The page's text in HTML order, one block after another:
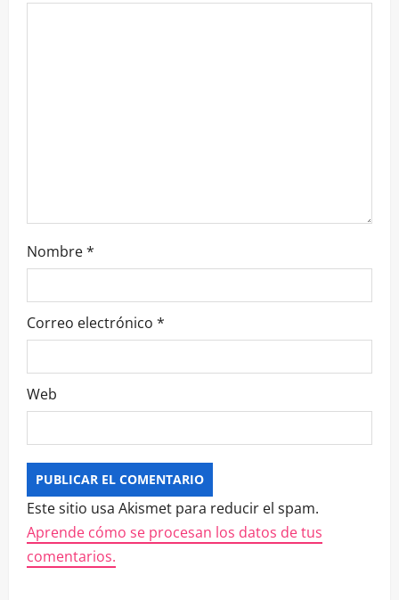
Nombre*
Correo electrónico *
Web
Este sitio usa Akismet para reducir el spam.
Aprende cómo se procesan los datos de tus
comentarios.